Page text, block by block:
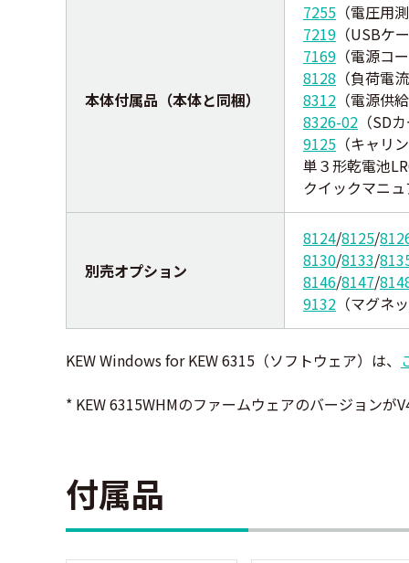
本体付属品（本体と同梱）
7255 （電圧用
7219 （USBケ
7169 （電源コ
8128 （負荷電
8312 （電源供
8326-02 （SD
9125 （キャリ
単３形乾電池
クイックマニ
別売オプション
8124/8125/
8130/8133/
8146/8147/
9132 （マグネ
KEW Windows for KEW 6315（ソフトウェア）は、
* KEW 6315WHMのファームウェアのバージョンが
付属品